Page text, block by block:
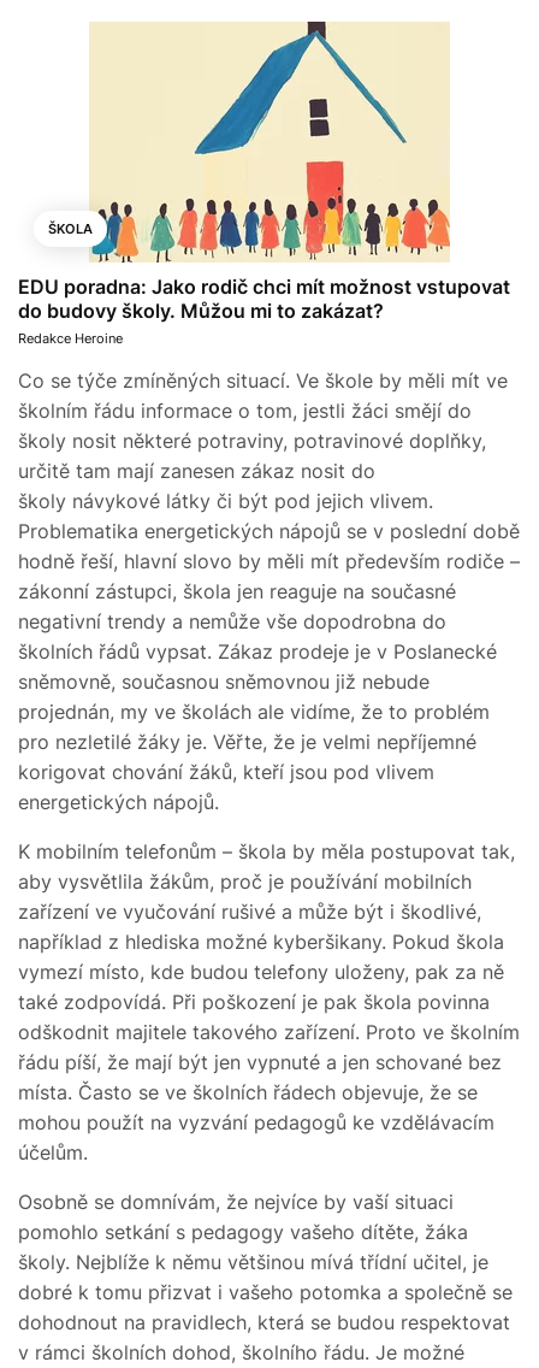
ŠKOLA
EDU poradna: Jako rodič chci mít možnost vstupovat
do budovy školy. Můžou mi to zakázat?
Redakce Heroine
Co se týče zmíněných situací. Ve škole by měli mít ve
školním řádu informace o tom, jestli žáci smějí do
školy nosit některé potraviny, potravinové doplňky,
určitě tam mají zanesen zákaz nosit do
školy návykové látky či být pod jejich vlivem.
Problematika energetických nápojů se v poslední době
hodně řeší, hlavní slovo by měli mít především rodiče –
zákonní zástupci, škola jen reaguje na současné
negativní trendy a nemůže vše dopodrobna do
školních řádů vypsat. Zákaz prodeje je v Poslanecké
sněmovně, současnou sněmovnou již nebude
projednán, my ve školách ale vidíme, že to problém
pro nezletilé žáky je. Věřte, že je velmi nepříjemné
korigovat chování žáků, kteří jsou pod vlivem
energetických nápojů.
K mobilním telefonům – škola by měla postupovat tak,
aby vysvětlila žákům, proč je používání mobilních
zařízení ve vyučování rušivé a může být i škodlivé,
například z hlediska možné kyberšikany. Pokud škola
vymezí místo, kde budou telefony uloženy, pak za ně
také zodpovídá. Při poškození je pak škola povinna
odškodnit majitele takového zařízení. Proto ve školním
řádu píší, že mají být jen vypnuté a jen schované bez
místa. Často se ve školních řádech objevuje, že se
mohou použít na vyzvání pedagogů ke vzdělávacím
účelům.
Osobně se domnívám, že nejvíce by vaší situaci
pomohlo setkání s pedagogy vašeho dítěte, žáka
školy. Nejblíže k němu většinou mívá třídní učitel, je
dobré k tomu přizvat i vašeho potomka a společně se
dohodnout na pravidlech, která se budou respektovat
v rámci školních dohod, školního řádu. Je možné